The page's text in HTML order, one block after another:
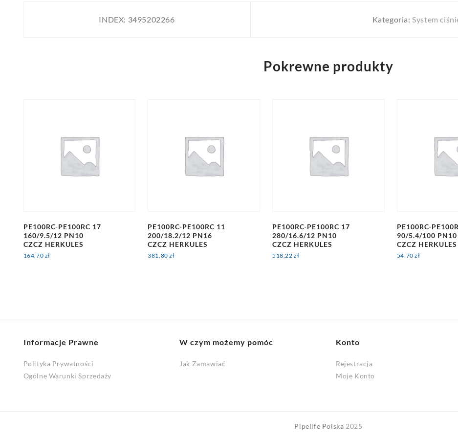
INDEX: 3495202266 Kategoria: System
Pokrewne produkty
PE100RC-PE100RC 17
160/9.5/12 PN10
CZCZ HERKULES
164,70 zł
PE100RC-PE100RC 11
200/18.2/12 PN16
CZCZ HERKULES
381,80zł
PE100RC-PE100RC 17
280/16.6/12 PN10
CZCZ HERKULES
518,22zł
PE100RC-
90/5.4/100 PN10
CZCZ HERKULES
54,70zł
Informacje Prawne
Polityka Prywatności
Ogólne Warunki Sprzedaży
W czym możemy pomóc
Jak Zamawiać
Konto
Rejestracja
Moje Konto
Pipelife Polska 2025